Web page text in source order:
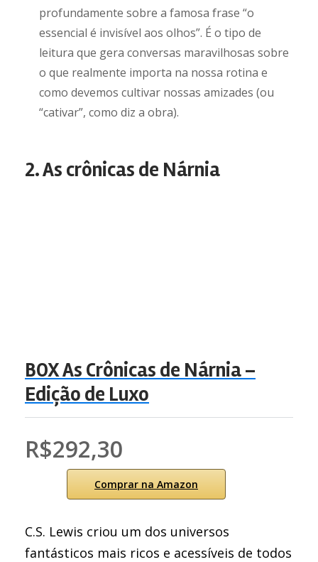
profundamente sobre a famosa frase “o
essencial é invisível aos olhos”. É o tipo de
leitura que gera conversas maravilhosas sobre
o que realmente importa na nossa rotina e
como devemos cultivar nossas amizades (ou
“cativar”, como diz a obra).
2. As crônicas de Nárnia
BOX As Crônicas de Nárnia –
Edição de Luxo
R$292,30
Comprar na Amazon
C.S. Lewis criou um dos universos
fantásticos mais ricos e acessíveis de todos